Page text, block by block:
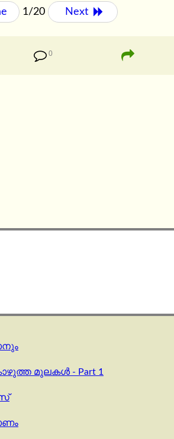
1/20 Next
0
മുലകൾ - Part 1